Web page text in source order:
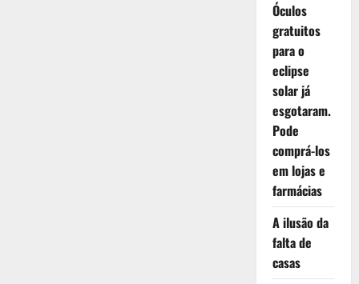
Óculos
gratuitos
para o
eclipse
solar já
esgotaram.
Pode
comprá-los
em lojas e
farmácias
A ilusão da
falta de
casas